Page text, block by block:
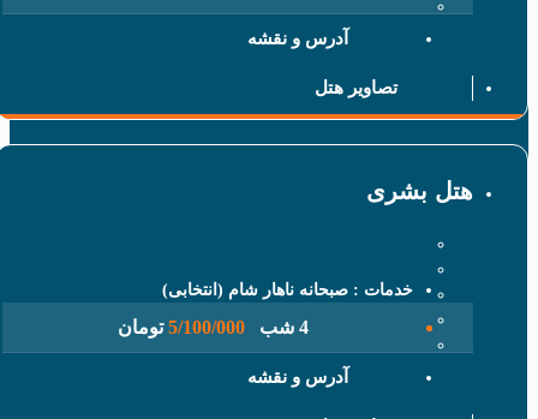
آدرس و نقشه
تصاویر هتل
بشری
خدمات : صبحانه ناهار شام (انتخابی)
5/100/000 تومان
آدرس و نقشه